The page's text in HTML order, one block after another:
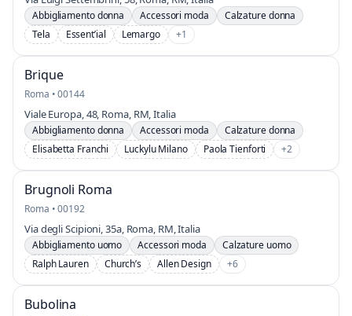
Abbigliamento donna Accessori moda
Calzature donna
Tela
Essent’ial Lemargo +1
Brique
Roma • 00144
Viale Europa, 48, Roma, RM, Italia
Abbigliamento donna Accessori moda
Calzature donna
Elisabetta Franchi
Luckylu Milano Paola Tienforti +2
Brugnoli Roma
Roma • 00192
Via degli Scipioni, 35a, Roma, RM, Italia
Abbigliamento uomo Accessori moda
Calzature uomo
Ralph Lauren
Church’s Allen Design +6
Bubolina